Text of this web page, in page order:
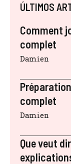
ÚLTIMOS
Comment
complet
Damien
complet
Damien
Que veut